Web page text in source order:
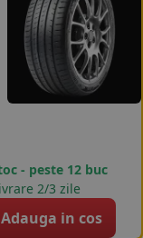
- peste 12 buc
2/3 zile
Adauga in cos